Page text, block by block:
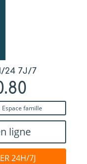
24 7J/7
Espace famille
ligne
24H/7J